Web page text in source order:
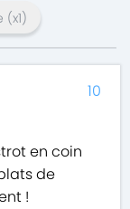
(x1)
en coin
de
!
10